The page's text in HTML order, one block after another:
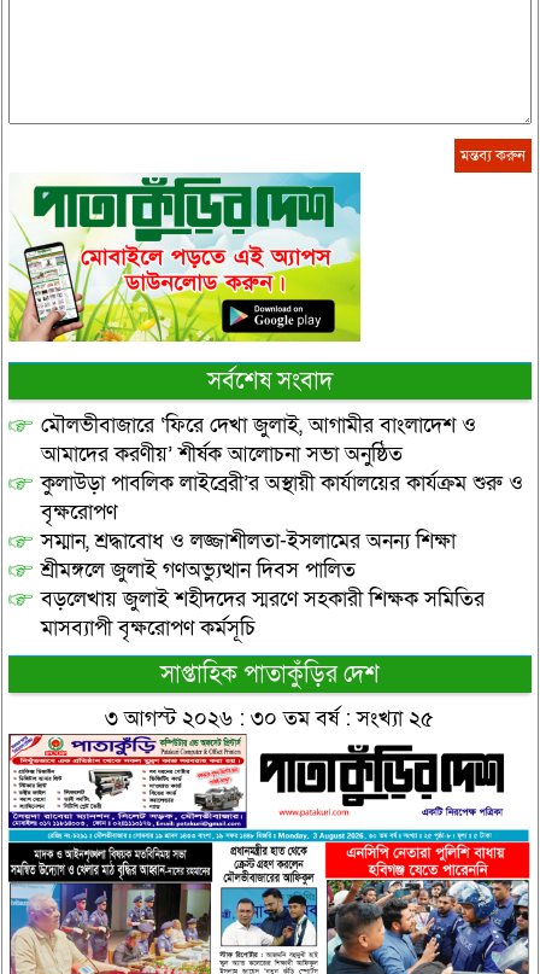
সর্বশেষ সংবাদ
মৌলভীবাজারে ‘ফিরে দেখা জুলাই, আগামীর বাংলাদেশ ও
আমাদের করণীয়’ শীর্ষক আলোচনা সভা অনুষ্ঠিত
কুলাউড়া পাবলিক লাইব্রেরী’র অস্থায়ী কার্যালয়ের কার্যক্রম শুরু ও
বৃক্ষরোপণ
সম্মান, শ্রদ্ধাবোধ ও লজ্জাশীলতা-ইসলামের অনন্য শিক্ষা
শ্রীমঙ্গলে জুলাই গণঅভ্যুত্থান দিবস পালিত
বড়লেখায় জুলাই শহীদদের স্মরণে সহকারী শিক্ষক সমিতির
মাসব্যাপী বৃক্ষরোপণ কর্মসূচি
সাপ্তাহিক পাতাকুঁড়ির দেশ
৩ আগস্ট ২০২৬ : ৩০ তম বর্ষ : সংখ্যা ২৫